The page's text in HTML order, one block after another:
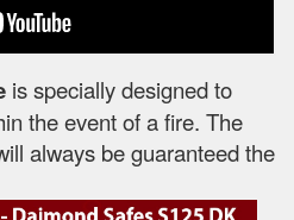
is specially designed to
the event of a fire. The
always be guaranteed the